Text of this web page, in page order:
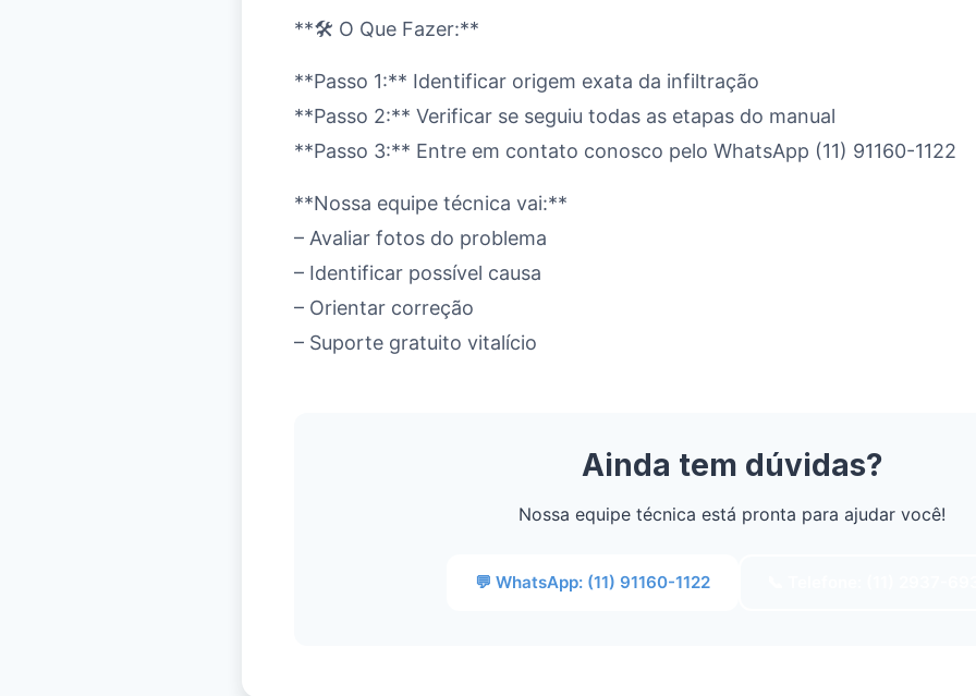
**🛠️ O Que Fazer:**
**Passo 1:** Identificar origem exata da infiltração
**Passo 2:** Verificar se seguiu todas as etapas do manual
**Passo 3:** Entre em contato conosco pelo WhatsApp (11) 91160-1122
**Nossa equipe técnica vai:**
– Avaliar fotos do problema
– Identificar possível causa
– Orientar correção
– Suporte gratuito vitalício
Ainda tem dúvidas?
Nossa equipe técnica está pronta para ajudar você!
💬 WhatsApp: (11) 91160-1122